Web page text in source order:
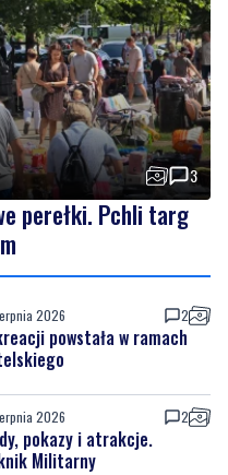
3
perełki. Pchli targ
2026 2
powstała w ramach
2026 2
pokazy i atrakcje.
2026
prawdziwe perełki. Pchli